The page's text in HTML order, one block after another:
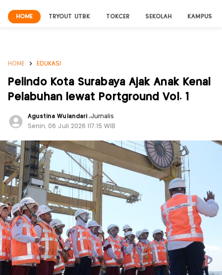
HOME TRYOUT UTBK TOKCER SEKOLAH KAMPUS
HOME EDUKASI
Pelindo Kota Surabaya Ajak Anak Kenal
Pelabuhan lewat Portground Vol. 1
Agustina Wulandari ,Jurnalis
Senin, 06 Juli 2026 |17:15 WIB